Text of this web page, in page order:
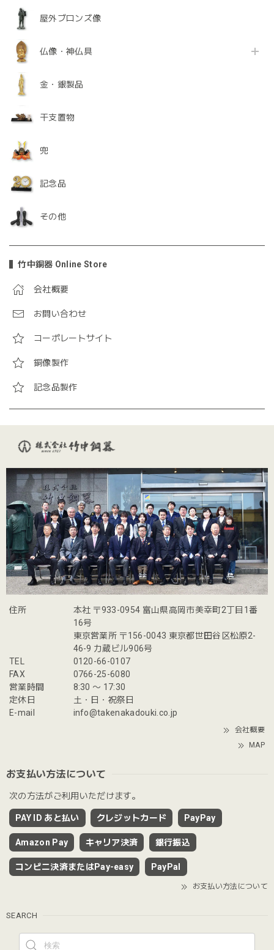
屋外ブロンズ像
仏像・神仏具
金・銀製品
干支置物
兜
記念品
その他
竹中銅器 Online Store
会社概要
お問い合わせ
コーポレートサイト
銅像製作
記念品製作
住所
本社 〒933-0954 富山県高岡市美幸町2丁目1番
16号
東京営業所 〒156-0043 東京都世田谷区松原2-
46-9 力蔵ビル906号
TEL
0120-66-0107
FAX
0766-25-6080
営業時間
8:30 〜 17:30
定休日
土・日・祝祭日
E-mail
info@takenakadouki.co.jp
会社概要
MAP
お支払い方法について
次の方法がご利用いただけます。
PAY ID あと払い クレジットカード PayPay
Amazon Pay キャリア決済 銀行振込
コンビニ決済またはPay-easy PayPal
お支払い方法について
SEARCH